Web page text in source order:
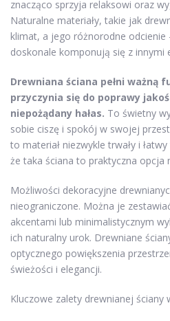
znacząco sprzyja relaksowi oraz
Naturalne materiały, takie jak
klimat, a jego różnorodne odcienie
doskonale komponują się z innymi
Drewniana ściana pełni ważną
przyczynia się do poprawy
niepożądany hałas. To świetny
sobie ciszę i spokój w swojej
to materiał niezwykle trwały i
że taka ściana to praktyczna opcja
Możliwości dekoracyjne
nieograniczone. Można je
akcentami lub minimalistycznym
ich naturalny urok. Drewniane
optycznego powiększenia
świeżości i elegancji.
Kluczowe zalety drewnianej ściany